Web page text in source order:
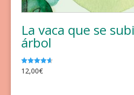
La vaca que se
árbol
Valorado
con
12,00€